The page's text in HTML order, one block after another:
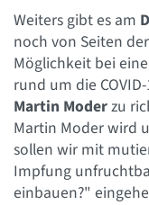
Weiters gibt es am
noch von Seiten
Möglichkeit bei
rund um die
Martin Moderzu
Martin Moder wird
sollen wir mit
Impfung
einbauen?"